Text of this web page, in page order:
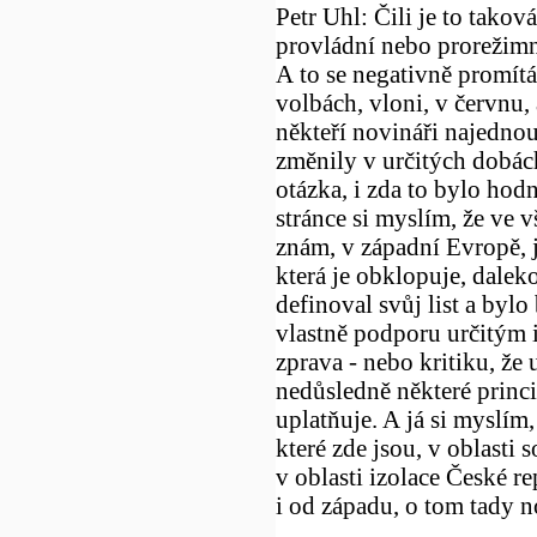
Petr Uhl: Čili je to
provládní nebo
A to se negativně
volbách, vloni, v červnu,
někteří novináři
změnily v určitých
otázka, i zda to bylo
stránce si myslím, že ve
znám, v západní
která je obklopuje,
definoval svůj list a bylo
vlastně podporu
zprava - nebo kritiku, že
nedůsledně některé
uplatňuje. A já si
které zde jsou, v oblasti
v oblasti izolace České
i od západu, o tom tady